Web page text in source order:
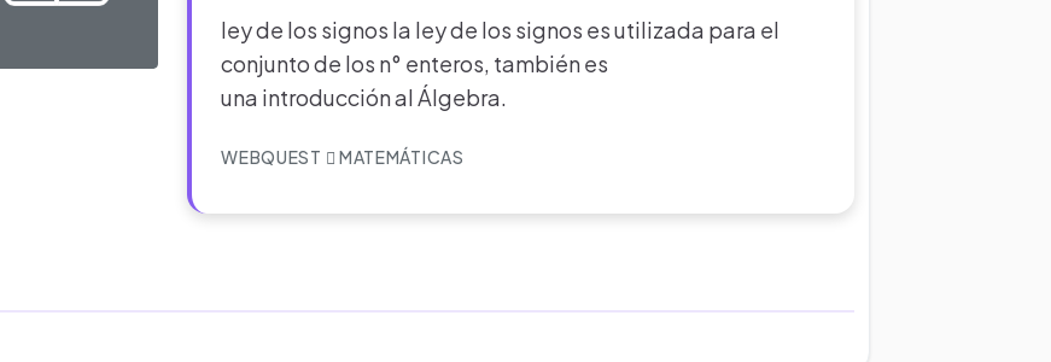
ley de los signos la ley de los signos es utilizada para el
conjunto de los n° enteros, también es
una introducción al Álgebra.
WEBQUEST MATEMÁTICAS